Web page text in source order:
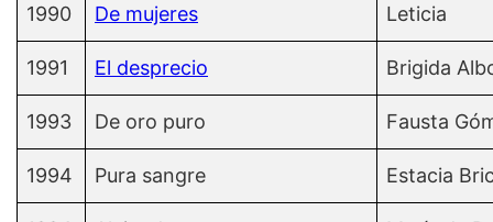
1990 De mujeres Leticia
1991 El desprecio Brigida
1993 De oro puro Fausta
1994 Pura sangre Estacia